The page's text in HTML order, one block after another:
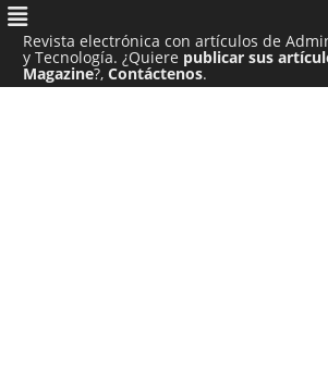
Revista electrónica con artículos de
y Tecnología. ¿Quiere publicar sus
Magazine?, Contáctenos.